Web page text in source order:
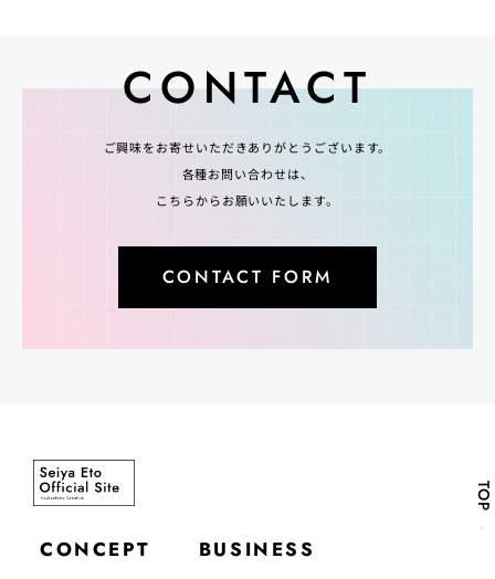
CONTACT
ご興味をお寄せいただきありがとうございます。
各種お問い合わせは、
こちらからお願いいたします。
CONTACT FORM
CONCEPT BUSINESS
TOP